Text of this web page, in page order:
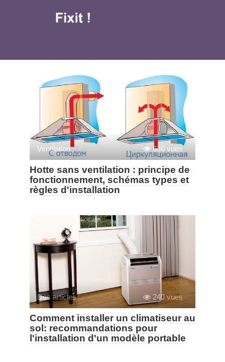
Ventilation 636 vues
Hotte sans ventilation : principe de
fonctionnement, schémas types et
règles d'installation
Des articles 240 vues
Comment installer un climatiseur au
sol: recommandations pour
l'installation d'un modèle portable